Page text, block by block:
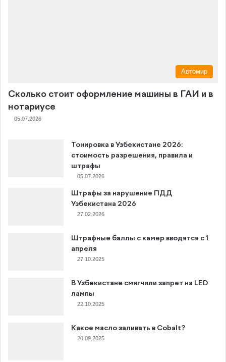
Автомир
Сколько стоит оформление машины в ГАИ и в
нотариусе
05.07.2026
Тонировка в Узбекистане 2026:
стоимость разрешения, правила и
штрафы
05.07.2026
Штрафы за нарушение ПДД
Узбекистана 2026
27.02.2026
Штрафные баллы с камер вводятся с 1
апреля
27.10.2025
В Узбекистане смягчили запрет на LED
лампы
22.10.2025
Какое масло заливать в Cobalt?
20.09.2025